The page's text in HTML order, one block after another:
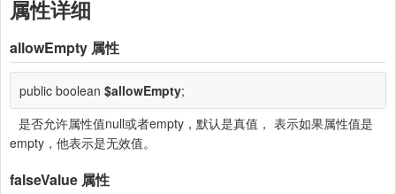
属性详细
allowEmpty 属性
public boolean $allowEmpty;
是否允许属性值null或者empty，默认是真值， 表示如果属性值是
empty，他表示是无效值。
falseValue 属性